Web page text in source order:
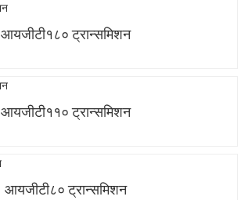
आयजीटी१८० ट्रान्समिशन
आयजीटी११० ट्रान्समिशन
आयजीटी८० ट्रान्समिशन